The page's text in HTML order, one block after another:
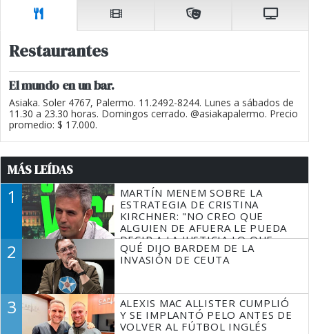
Restaurantes
El mundo en un bar.
Asiaka. Soler 4767, Palermo. 11.2492-8244. Lunes a sábados de
11.30 a 23.30 horas. Domingos cerrado. @asiakapalermo. Precio
promedio: $ 17.000.
MÁS LEÍDAS
1
MARTÍN MENEM SOBRE LA
ESTRATEGIA DE CRISTINA
KIRCHNER: "NO CREO QUE
ALGUIEN DE AFUERA LE PUEDA
DECIR A LA JUSTICIA LO QUE
TIENE QUE HACER"
2
QUÉ DIJO BARDEM DE LA
INVASIÓN DE CEUTA
3
ALEXIS MAC ALLISTER CUMPLIÓ
Y SE IMPLANTÓ PELO ANTES DE
VOLVER AL FÚTBOL INGLÉS